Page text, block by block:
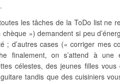
les tâches de la ToDo list ne
») demandent si peu
; d’autres cases (« corriger mes
finalement, on s’attend à une
célestes, des jeunes filles
tandis que des cuisiniers